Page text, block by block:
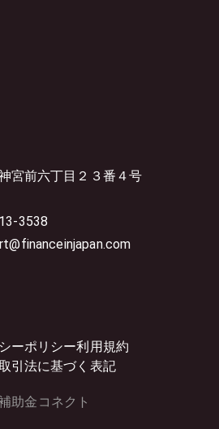
宮前六丁目２３番４号
3538
ーポリシー利用規約
引法に基づく表記
助金コネクト